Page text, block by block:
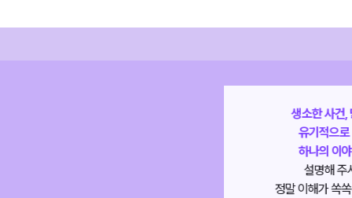
생소한 사건,
유기적으
하나의 이
설명해 주
정말 이해가 쏙